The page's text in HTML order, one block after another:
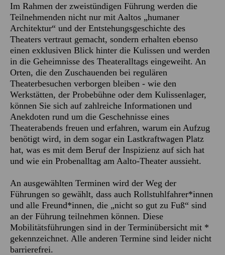
Im Rahmen der zweistündigen Führung werden die
Teilnehmenden nicht nur mit Aaltos „humaner
Architektur“ und der Entstehungsgeschichte des
Theaters vertraut gemacht, sondern erhalten ebenso
einen exklusiven Blick hinter die Kulissen und werden
in die Geheimnisse des Theateralltags eingeweiht. An
Orten, die den Zuschauenden bei regulären
Theaterbesuchen verborgen bleiben - wie den
Werkstätten, der Probebühne oder dem Kulissenlager,
können Sie sich auf zahlreiche Informationen und
Anekdoten rund um die Geschehnisse eines
Theaterabends freuen und erfahren, warum ein Aufzug
benötigt wird, in dem sogar ein Lastkraftwagen Platz
hat, was es mit dem Beruf der Inspizienz auf sich hat
und wie ein Probenalltag am Aalto-Theater aussieht.
An ausgewählten Terminen wird der Weg der
Führungen so gewählt, dass auch Rollstuhlfahrer*innen
und alle Freund*innen, die „nicht so gut zu Fuß“ sind
an der Führung teilnehmen können. Diese
Mobilitätsführungen sind in der Terminübersicht mit *
gekennzeichnet. Alle anderen Termine sind leider nicht
barrierefrei.